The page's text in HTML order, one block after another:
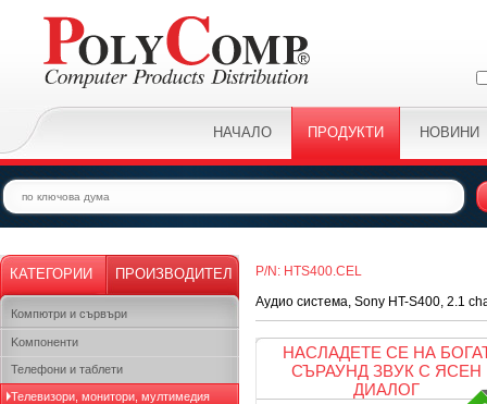
НАЧАЛО ПРОДУКТИ НОВИНИ
КАТЕГОРИИ ПРОИЗВОДИТЕЛ
Компютри и сървъри
Kомпоненти
Телефони и таблети
Телевизори, монитори, мултимедия
P/N: HTS400.CEL
Аудио система, Sony HT-S400, 2.1
НАСЛАДЕТЕ СЕ НА
СЪРАУНД ЗВУК С ЯСЕН
ДИАЛОГ